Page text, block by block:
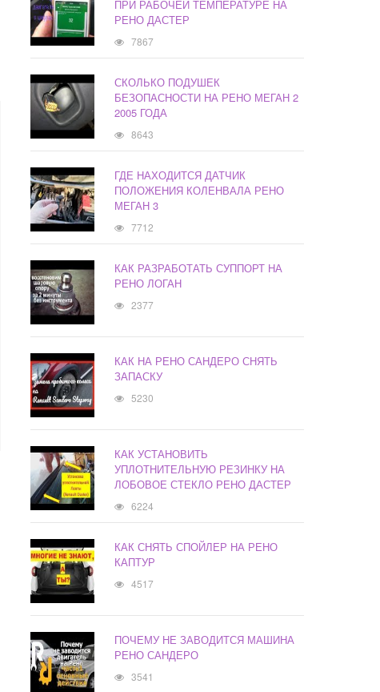
ПРИ РАБОЧЕЙ ТЕМПЕРАТУРЕ НА
РЕНО ДАСТЕР
7867
СКОЛЬКО ПОДУШЕК
БЕЗОПАСНОСТИ НА РЕНО МЕГАН 2
2005 ГОДА
8643
ГДЕ НАХОДИТСЯ ДАТЧИК
ПОЛОЖЕНИЯ КОЛЕНВАЛА РЕНО
МЕГАН 3
7712
КАК РАЗРАБОТАТЬ СУППОРТ НА
РЕНО ЛОГАН
2377
КАК НА РЕНО САНДЕРО СНЯТЬ
ЗАПАСКУ
5230
КАК УСТАНОВИТЬ
УПЛОТНИТЕЛЬНУЮ РЕЗИНКУ НА
ЛОБОВОЕ СТЕКЛО РЕНО ДАСТЕР
6224
КАК СНЯТЬ СПОЙЛЕР НА РЕНО
КАПТУР
4517
ПОЧЕМУ НЕ ЗАВОДИТСЯ МАШИНА
РЕНО САНДЕРО
3541